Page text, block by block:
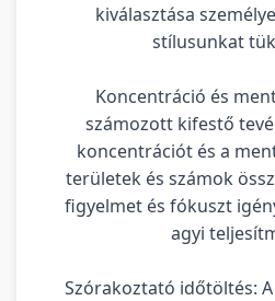
kiválasztása
stílusunkat
Koncentráció és
számozott kifestő
koncentrációt és a
területek és számok
figyelmet és fókuszt
agyi
Szórakoztató időtöltés: